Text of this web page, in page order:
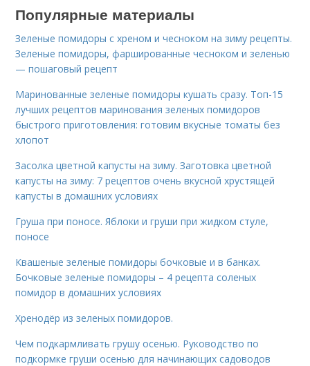
Популярные материалы
Зеленые помидоры с хреном и чесноком на зиму рецепты.
Зеленые помидоры, фаршированные чесноком и зеленью
— пошаговый рецепт
Маринованные зеленые помидоры кушать сразу. Топ-15
лучших рецептов маринования зеленых помидоров
быстрого приготовления: готовим вкусные томаты без
хлопот
Засолка цветной капусты на зиму. Заготовка цветной
капусты на зиму: 7 рецептов очень вкусной хрустящей
капусты в домашних условиях
Груша при поносе. Яблоки и груши при жидком стуле,
поносе
Квашеные зеленые помидоры бочковые и в банках.
Бочковые зеленые помидоры – 4 рецепта соленых
помидор в домашних условиях
Хренодёр из зеленых помидоров.
Чем подкармливать грушу осенью. Руководство по
подкормке груши осенью для начинающих садоводов